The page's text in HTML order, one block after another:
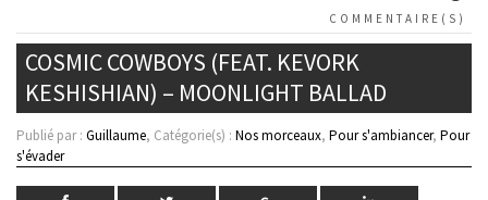
COMMENTAIRE(S)
COSMIC COWBOYS (FEAT. KEVORK
KESHISHIAN) – MOONLIGHT BALLAD
Publié par : Guillaume, Catégorie(s) : Nos morceaux, Pour s'ambiancer, Pour
s'évader